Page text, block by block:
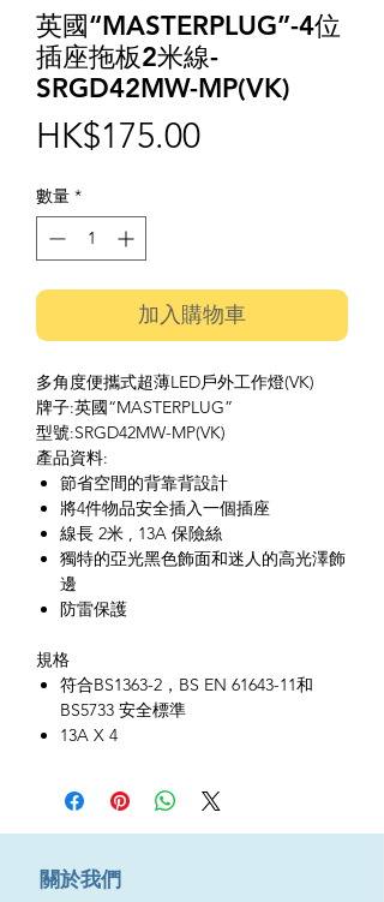
英國“MASTERPLUG”-4位
插座拖板2米線-
SRGD42MW-MP(VK)
HK$175.00價
數量 *
加入購物車
多角度便攜式超薄LED戶外工作燈(VK)
牌子:英國“MASTERPLUG”
型號:SRGD42MW-MP(VK)
產品資料:
節省空間的背靠背設計
將4件物品安全插入一個插座
線長 2米 , 13A 保險絲
獨特的亞光黑色飾面和迷人的高光澤飾
邊
防雷保護
規格
符合BS1363-2，BS EN 61643-11和
BS5733 安全標準
13A X 4
​關於我們